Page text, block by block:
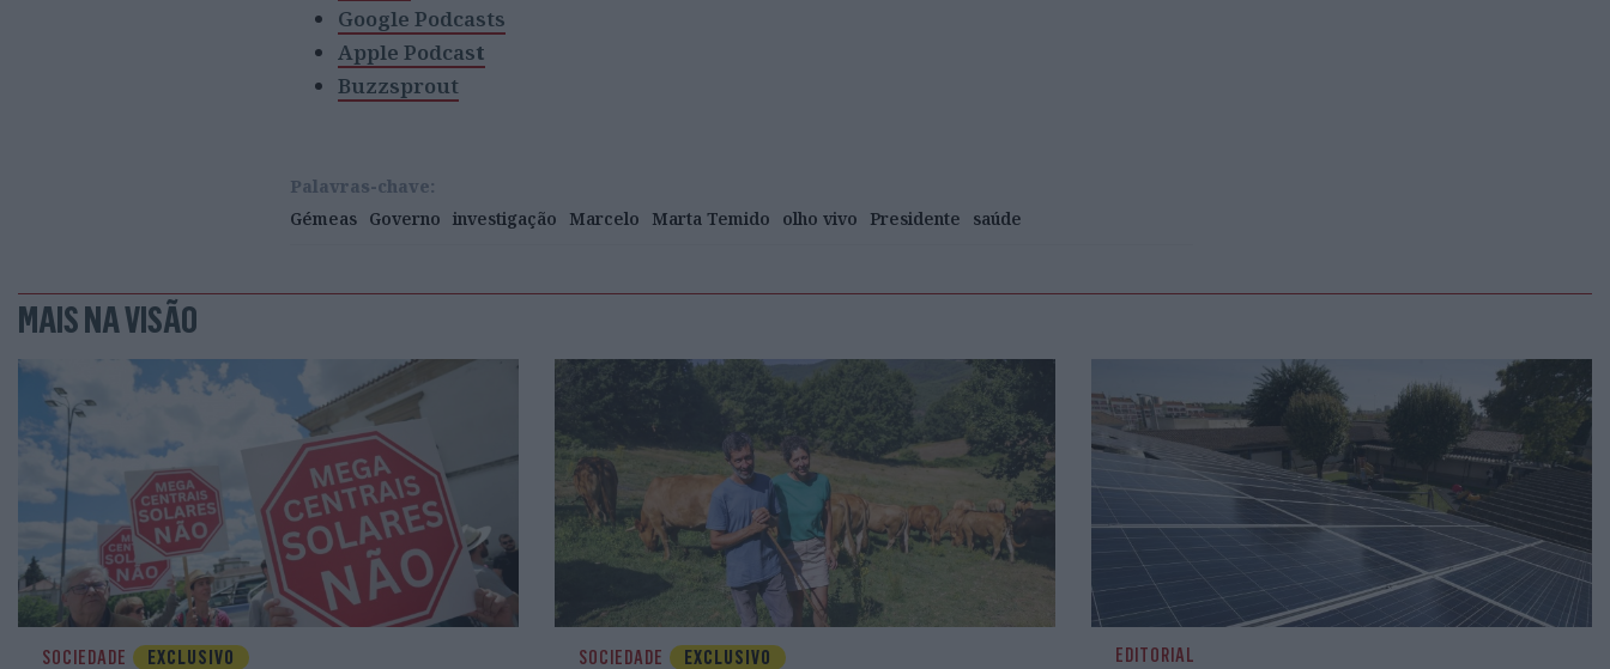
Google Podcasts
Apple Podcast
Buzzsprout
Palavras-chave:
Gémeas Governo investigação Marcelo Marta Temido olho vivo Presidente saúde
MAIS NA VISÃO
SOCIEDADE EXCLUSIVO SOCIEDADE EXCLUSIVO EDITORIAL